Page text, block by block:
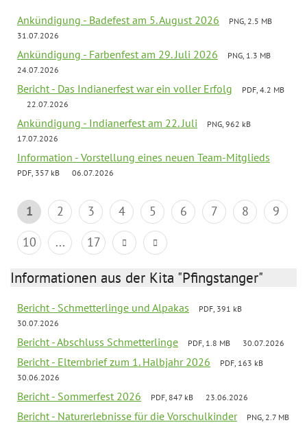
Ankündigung - Badefest am 5. August 2026
PNG, 2.5 MB
31.07.2026
Ankündigung - Farbenfest am 29. Juli 2026
PNG, 1.3 MB
24.07.2026
Bericht - Das Indianerfest war ein voller Erfolg
PDF, 4.2 MB
22.07.2026
Ankündigung - Indianerfest am 22. Juli
PNG, 962 kB
17.07.2026
Information - Vorstellung eines neuen Team-Mitglieds
PDF, 357 kB 06.07.2026
1 2 3 4 5 6 7 8
9
10
... 17
Informationen aus der Kita "Pfingstanger"
Bericht - Schmetterlinge und Alpakas
PDF, 391 kB
30.07.2026
Bericht - Abschluss Schmetterlinge PDF, 1.8 MB 30.07.2026
Bericht - Elternbrief zum 1. Halbjahr 2026
PDF, 163 kB
30.06.2026
Bericht - Sommerfest 2026 PDF, 847 kB 23.06.2026
Bericht - Naturerlebnisse für die Vorschulkinder
PNG, 2.7 MB